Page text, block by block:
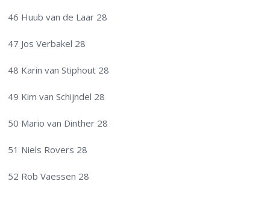
46 Huub van de Laar 28
47 Jos Verbakel 28
48 Karin van Stiphout 28
49 Kim van Schijndel 28
50 Mario van Dinther 28
51 Niels Rovers 28
52 Rob Vaessen 28